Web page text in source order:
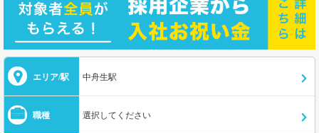
エリア/駅 中舟生駅
職種 選択してください